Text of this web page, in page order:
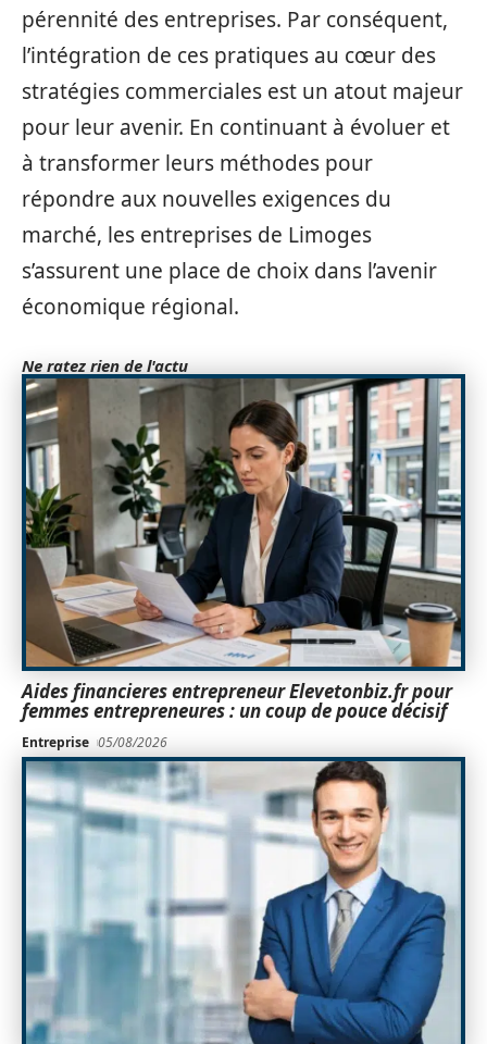
pérennité des entreprises. Par conséquent,
l’intégration de ces pratiques au cœur des
stratégies commerciales est un atout majeur
pour leur avenir. En continuant à évoluer et
à transformer leurs méthodes pour
répondre aux nouvelles exigences du
marché, les entreprises de Limoges
s’assurent une place de choix dans l’avenir
économique régional.
Ne ratez rien de l'actu
Aides financieres entrepreneur Elevetonbiz.fr pour
femmes entrepreneures : un coup de pouce décisif
Entreprise 05/08/2026